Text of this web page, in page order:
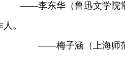
——李东华（鲁迅文学院
。
——梅子涵（上海师